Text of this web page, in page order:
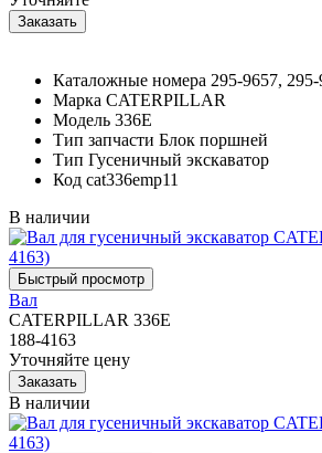
Каталожные номера 295-9657,
Марка CATERPILLAR
Модель 336E
Тип запчасти Блок поршней
Тип Гусеничный экскаватор
Код cat336emp11
В наличии
Вал
CATERPILLAR 336E
188-4163
Уточняйте цену
В наличии